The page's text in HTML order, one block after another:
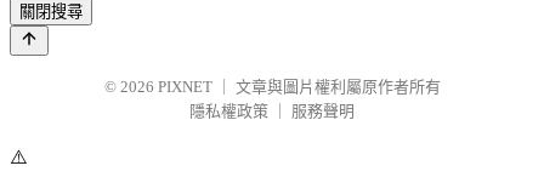
關閉搜尋
© 2026 PIXNET
文章與圖片權利屬原作者所有
隱私權政策
服務聲明
⚠️